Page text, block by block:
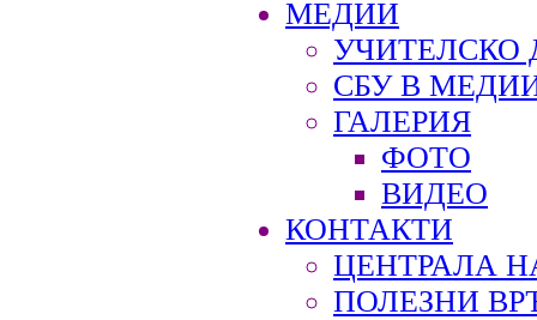
МЕДИИ
УЧИТЕЛСКО
СБУ В
ГАЛЕРИЯ
ФОТО
ВИДЕО
КОНТАКТИ
ЦЕНТРАЛА
ПОЛЕЗНИ